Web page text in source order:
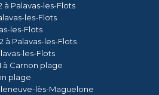
Palavas-les-Flots
les-Flots
les-Flots
à Palavas-les-Flots
les-Flots
Carnon plage
plage
lès-Maguelone